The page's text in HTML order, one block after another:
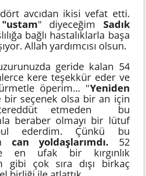
dört avcıdan ikisi vefat etti.
"ustam" diyeceğim Sadık
bağlı hastalıklarla başa
Allah yardımcısı olsun.
geride kalan 54
kere teşekkür eder ve
öperim... "Yeniden
bir seçenek olsa bir an için
etmeden bu
beraber olmayı bir lütuf
ederdim. Çünkü bu
can yoldaşlarımdı. 52
en ufak bir kırgınlık
gibi çok sıra dışı birkaç